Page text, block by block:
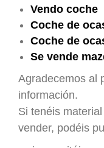
Vendo coche
Coche de
Coche de
Se vende
Agradecemos al
información.
Si tenéis
vender, podéis